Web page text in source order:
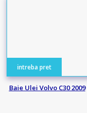
intreba pret
Baie Ulei Volvo C30 2009